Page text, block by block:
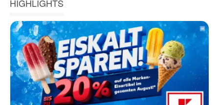
HIGHLIGHTS